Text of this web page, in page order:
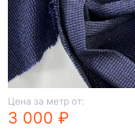
Цена за метр от:
3 000 ₽